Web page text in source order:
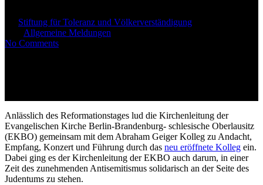
Stiftung für Toleranz und Völkerverständigung
Allgemeine Meldungen
No Comments
Anlässlich des Reformationstages lud die Kirchenleitung der
Evangelischen Kirche Berlin-Brandenburg- schlesische Oberlausitz
(EKBO) gemeinsam mit dem Abraham Geiger Kolleg zu Andacht,
Empfang, Konzert und Führung durch das neu eröffnete Kolleg ein.
Dabei ging es der Kirchenleitung der EKBO auch darum, in einer
Zeit des zunehmenden Antisemitismus solidarisch an der Seite des
Judentums zu stehen.